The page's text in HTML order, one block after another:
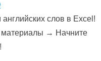
слов в Excel!
материалы → Начните